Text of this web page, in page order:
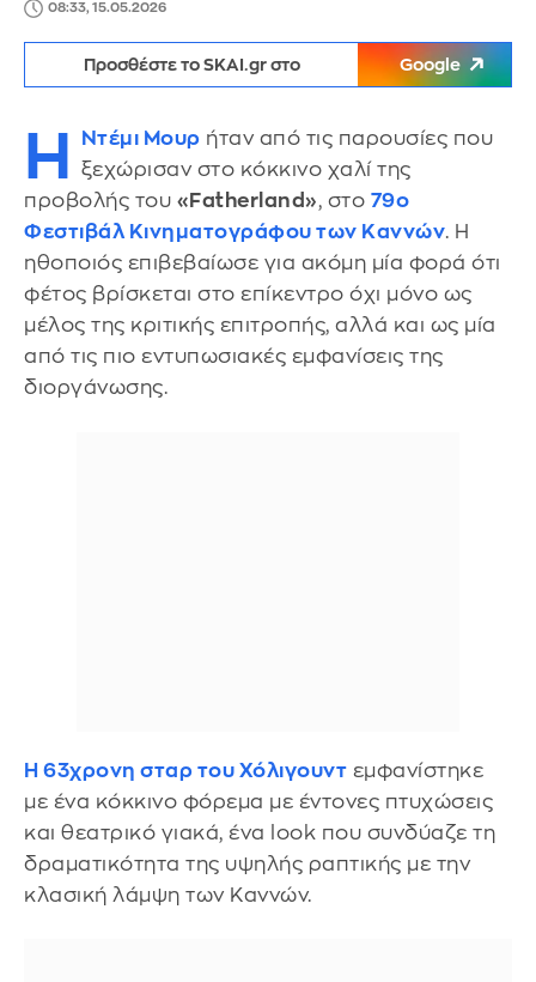
08:33, 15.05.2026
Προσθέστε το SKAI.gr στο Google
Η Ντέμι Μουρ ήταν από τις παρουσίες που
ξεχώρισαν στο κόκκινο χαλί της
προβολής του «Fatherland», στο 79ο
Φεστιβάλ Κινηματογράφου των Καννών. Η
ηθοποιός επιβεβαίωσε για ακόμη μία φορά ότι
φέτος βρίσκεται στο επίκεντρο όχι μόνο ως
μέλος της κριτικής επιτροπής, αλλά και ως μία
από τις πιο εντυπωσιακές εμφανίσεις της
διοργάνωσης.
Η 63χρονη σταρ του Χόλιγουντ εμφανίστηκε
με ένα κόκκινο φόρεμα με έντονες πτυχώσεις
και θεατρικό γιακά, ένα look που συνδύαζε τη
δραματικότητα της υψηλής ραπτικής με την
κλασική λάμψη των Καννών.